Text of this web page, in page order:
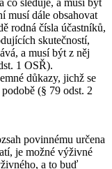
co sleduje, a musí být
musí dále obsahovat
rodná čísla účastníků,
skutečností,
a musí být z něj
1 OSŘ).
důkazy, jichž se
(§ 79 odst. 2
povinnému určena
je možné výživné
a to buď